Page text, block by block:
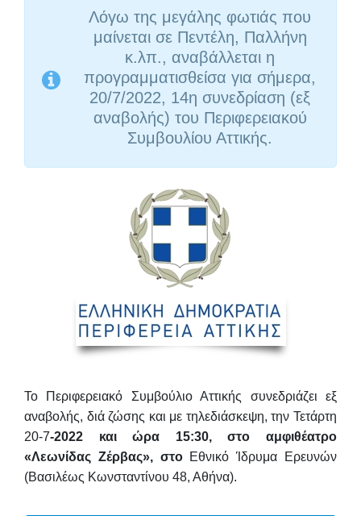
Λόγω της μεγάλης φωτιάς που
μαίνεται σε Πεντέλη, Παλλήνη
κ.λπ., αναβάλλεται η
προγραμματισθείσα για σήμερα,
20/7/2022, 14η συνεδρίαση (εξ
αναβολής) του Περιφερειακού
Συμβουλίου Αττικής.
Το Περιφερειακό Συμβούλιο Αττικής συνεδριάζει εξ
αναβολής, διά ζώσης και με τηλεδιάσκεψη, τηνΤετάρτη
20-7-2022 και ώρα 15:30, στο αμφιθέατρο
«Λεωνίδας Ζέρβας», στο Εθνικό Ίδρυμα Ερευνών
(Βασιλέως Κωνσταντίνου 48, Αθήνα).